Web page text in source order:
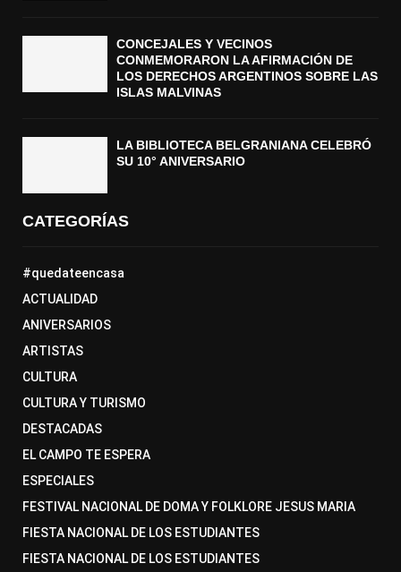
CONCEJALES Y VECINOS
CONMEMORARON LA AFIRMACIÓN DE
LOS DERECHOS ARGENTINOS SOBRE LAS
ISLAS MALVINAS
LA BIBLIOTECA BELGRANIANA CELEBRÓ
SU 10° ANIVERSARIO
CATEGORÍAS
#quedateencasa
ACTUALIDAD
ANIVERSARIOS
ARTISTAS
CULTURA
CULTURA Y TURISMO
DESTACADAS
EL CAMPO TE ESPERA
ESPECIALES
FESTIVAL NACIONAL DE DOMA Y FOLKLORE JESUS MARIA
FIESTA NACIONAL DE LOS ESTUDIANTES
FIESTA NACIONAL DE LOS ESTUDIANTES